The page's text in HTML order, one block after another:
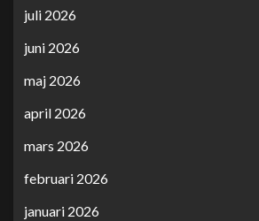
juli 2026
juni 2026
maj 2026
april 2026
mars 2026
februari 2026
januari 2026